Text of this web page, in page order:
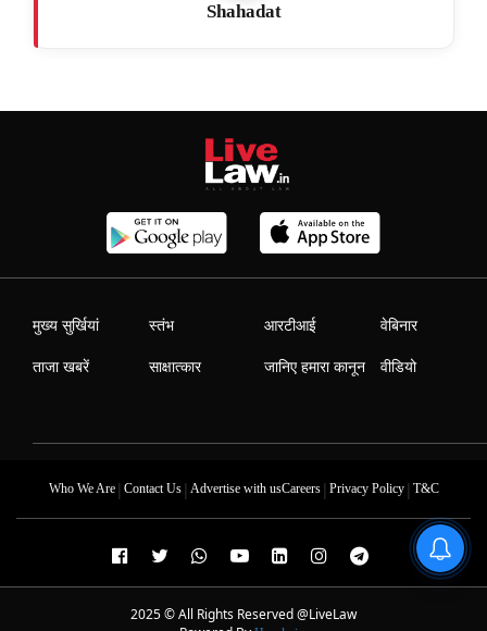
Shahadat
मुख्य सुर्खियां
ताजा खबरें
स्तंभ
साक्षात्कार
आरटीआई
जानिए हमारा कानून
वेबिनार
वीडियो
Who We Are| Contact Us| Advertise with usCareers| Privacy Policy| T&C
2025 © All Rights Reserved @LiveLaw